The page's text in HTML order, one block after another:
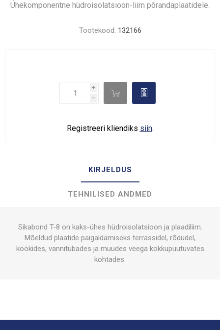
Ühekomponentne hüdroisolatsioon-liim põrandaplaatidele.
Tootekood: 132166
i
h
d 
Registreeri kliendiks siin.
KIRJELDUS
TEHNILISED ANDMED
Sikabond T-8 on kaks-ühes hüdroisolatsioon ja plaadiliim.
Mõeldud plaatide paigaldamiseks terrassidel, rõdudel,
köökides, vannitubades ja muudes veega kokkupuutuvates
kohtades.